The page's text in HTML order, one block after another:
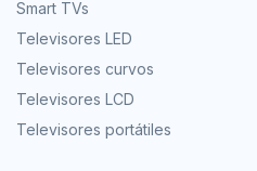
Smart TVs
Televisores LED
Televisores curvos
Televisores LCD
Televisores portátiles